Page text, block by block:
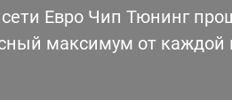
Евро Чип Тюнинг
максимум от